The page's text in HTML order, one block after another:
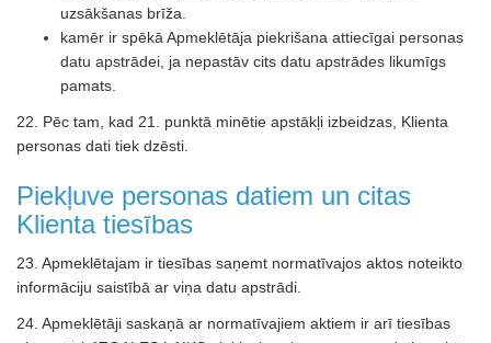
uzsākšanas brīža.
kamēr ir spēkā Apmeklētāja piekrišana attiecīgai personas
datu apstrādei, ja nepastāv cits datu apstrādes likumīgs
pamats.
22. Pēc tam, kad 21. punktā minētie apstākļi izbeidzas, Klienta
personas dati tiek dzēsti.
Piekļuve personas datiem un citas
Klienta tiesības
23. Apmeklētajam ir tiesības saņemt normatīvajos aktos noteikto
informāciju saistībā ar viņa datu apstrādi.
24. Apmeklētāji saskaņā ar normatīvajiem aktiem ir arī tiesības